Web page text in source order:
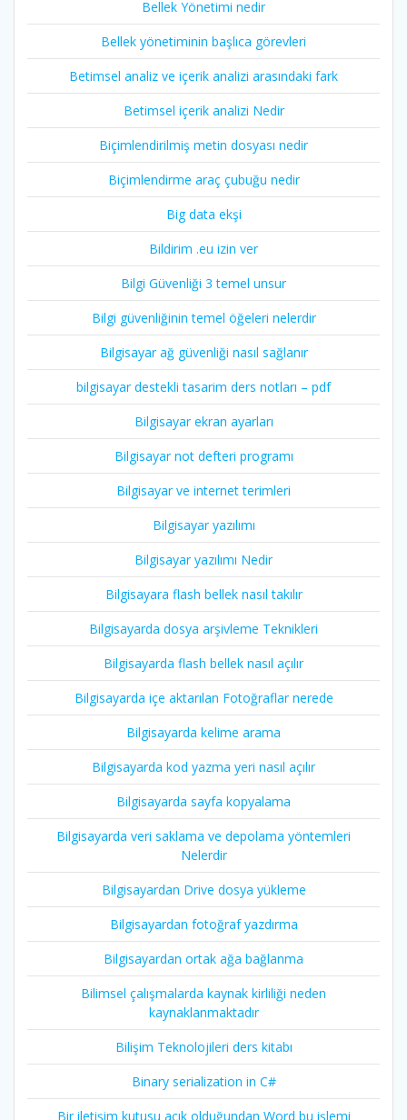
Bellek Yönetimi nedir
Bellek yönetiminin başlıca görevleri
Betimsel analiz ve içerik analizi arasındaki fark
Betimsel içerik analizi Nedir
Biçimlendirilmiş metin dosyası nedir
Biçimlendirme araç çubuğu nedir
Big data ekşi
Bildirim .eu izin ver
Bilgi Güvenliği 3 temel unsur
Bilgi güvenliğinin temel öğeleri nelerdir
Bilgisayar ağ güvenliği nasıl sağlanır
bilgisayar destekli tasarim ders notları – pdf
Bilgisayar ekran ayarları
Bilgisayar not defteri programı
Bilgisayar ve internet terimleri
Bilgisayar yazılımı
Bilgisayar yazılımı Nedir
Bilgisayara flash bellek nasıl takılır
Bilgisayarda dosya arşivleme Teknikleri
Bilgisayarda flash bellek nasıl açılır
Bilgisayarda içe aktarılan Fotoğraflar nerede
Bilgisayarda kelime arama
Bilgisayarda kod yazma yeri nasıl açılır
Bilgisayarda sayfa kopyalama
Bilgisayarda veri saklama ve depolama yöntemleri
Nelerdir
Bilgisayardan Drive dosya yükleme
Bilgisayardan fotoğraf yazdırma
Bilgisayardan ortak ağa bağlanma
Bilimsel çalışmalarda kaynak kirliliği neden
kaynaklanmaktadır
Bilişim Teknolojileri ders kitabı
Binary serialization in C#
Bir iletişim kutusu açık olduğundan Word bu işlemi